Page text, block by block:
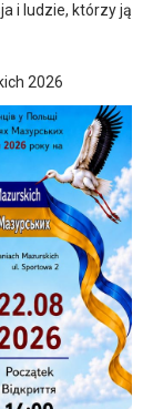
i ludzie, którzy ją
2026